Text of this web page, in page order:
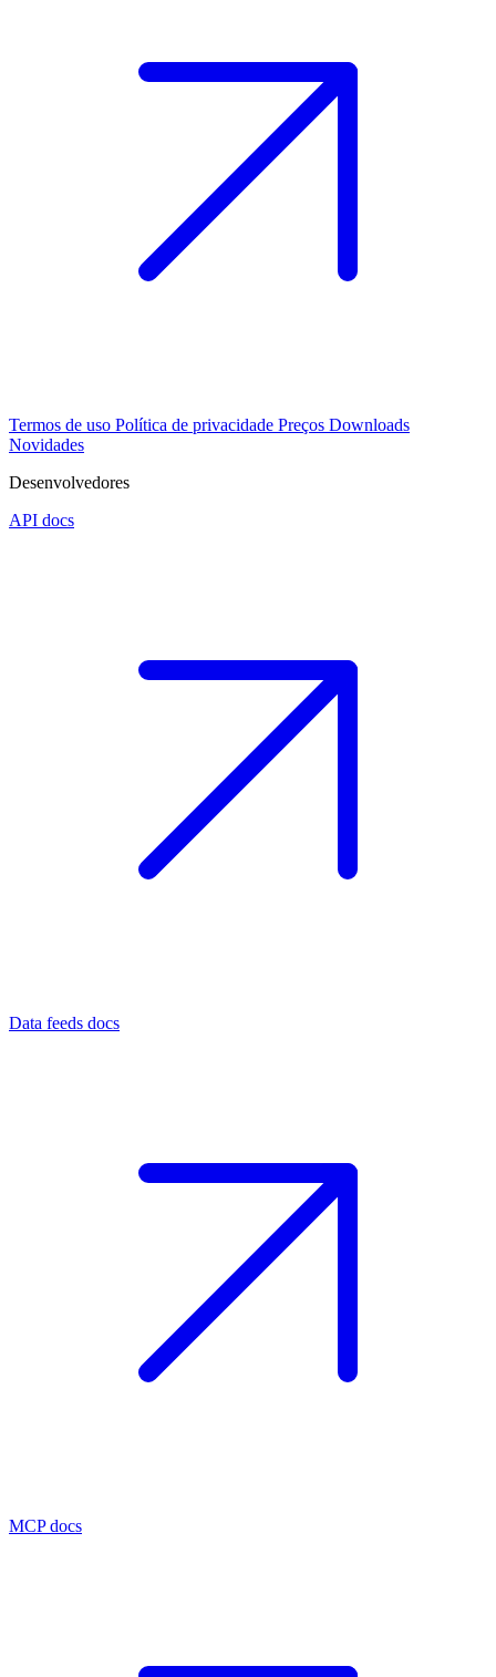
Termos de uso Política de privacidade Preços Downloads
Novidades
Desenvolvedores
API docs
Data feeds docs
MCP docs